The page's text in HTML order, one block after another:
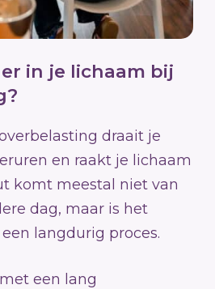
in je lichaam bij
draait je
en raakt je lichaam
komt meestal niet van
dag, maar is het
langdurig proces.
een lang